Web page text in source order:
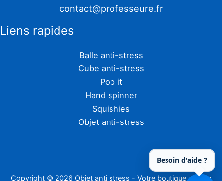
contact@professeure.fr
Liens rapides
Balle anti-stress
Cube anti-stress
Pop it
Hand spinner
Squishies
Objet anti-stress
Copyright © 2026 Objet anti stress - Votre boutique zen by
Besoin d'aide ?